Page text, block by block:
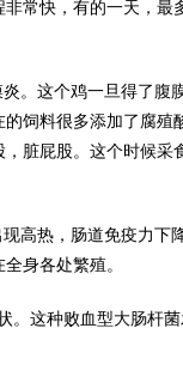
常快，有的一天，最
这个鸡一旦得了腹
饲料很多添加了腐殖
脏屁股。这个时候采
热，肠道免疫力下
身各处繁殖。
这种败血型大肠杆菌